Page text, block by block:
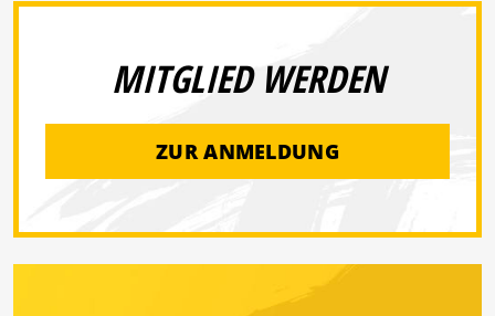
MITGLIED WERDEN
ZUR ANMELDUNG